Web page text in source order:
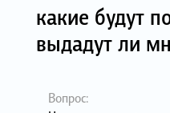
какие будут
выдадут ли
Вопрос: